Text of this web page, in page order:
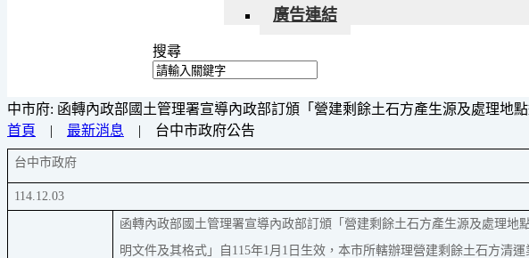
廣告連結
搜尋
中市府: 函轉內政部國土管理署宣導內政部訂頒「營建剩餘土石方產生源及處理地
首頁
| 最新消息 | 台中市政府公告
台中市政府
114.12.03
函轉內政部國土管理署宣導內政部訂頒「營建剩餘土石方產生源及處理地
明文件及其格式」自115年1月1日生效，本市所轄辦理營建剩餘土石方清運